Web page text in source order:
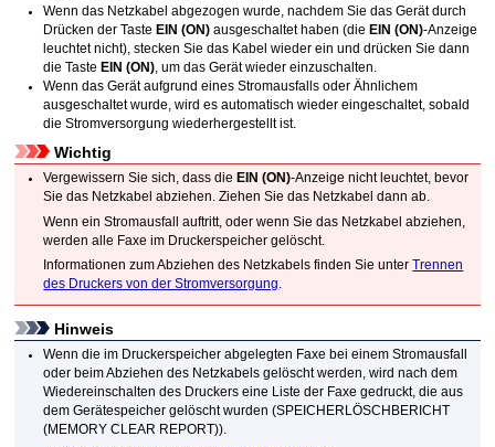
Wenn das Netzkabel abgezogen wurde, nachdem Sie das Gerät durch
Drücken der Taste EIN (ON) ausgeschaltet haben (die EIN (ON)-Anzeige
leuchtet nicht), stecken Sie das Kabel wieder ein und drücken Sie dann
die Taste EIN (ON) , um das Gerät wieder einzuschalten.
Wenn das Gerät aufgrund eines Stromausfalls oder Ähnlichem
ausgeschaltet wurde, wird es automatisch wieder eingeschaltet, sobald
die Stromversorgung wiederhergestellt ist.
Wichtig
Vergewissern Sie sich, dass die EIN (ON)-Anzeige nicht leuchtet, bevor
Sie das Netzkabel abziehen. Ziehen Sie das Netzkabel dann ab.
Wenn ein Stromausfall auftritt, oder wenn Sie das Netzkabel abziehen,
werden alle Faxe im Druckerspeicher gelöscht.
Informationen zum Abziehen des Netzkabels finden Sie unter
Trennen
des Druckers von der Stromversorgung
Hinweis
Wenn die im Druckerspeicher abgelegten Faxe bei einem Stromausfall
oder beim Abziehen des Netzkabels gelöscht werden, wird nach dem
Wiedereinschalten des Druckers eine Liste der Faxe gedruckt, die aus
demGerätespeicher gelöscht wurden (SPEICHERLÖSCHBERICHT
(MEMORY CLEAR REPORT)).